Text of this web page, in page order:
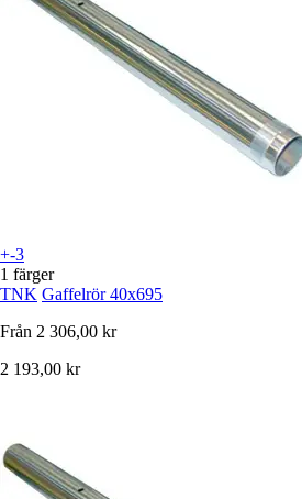
+-3
1 färger
TNK Gaffelrör 40x695
Från 2 306,00 kr
2 193,00 kr